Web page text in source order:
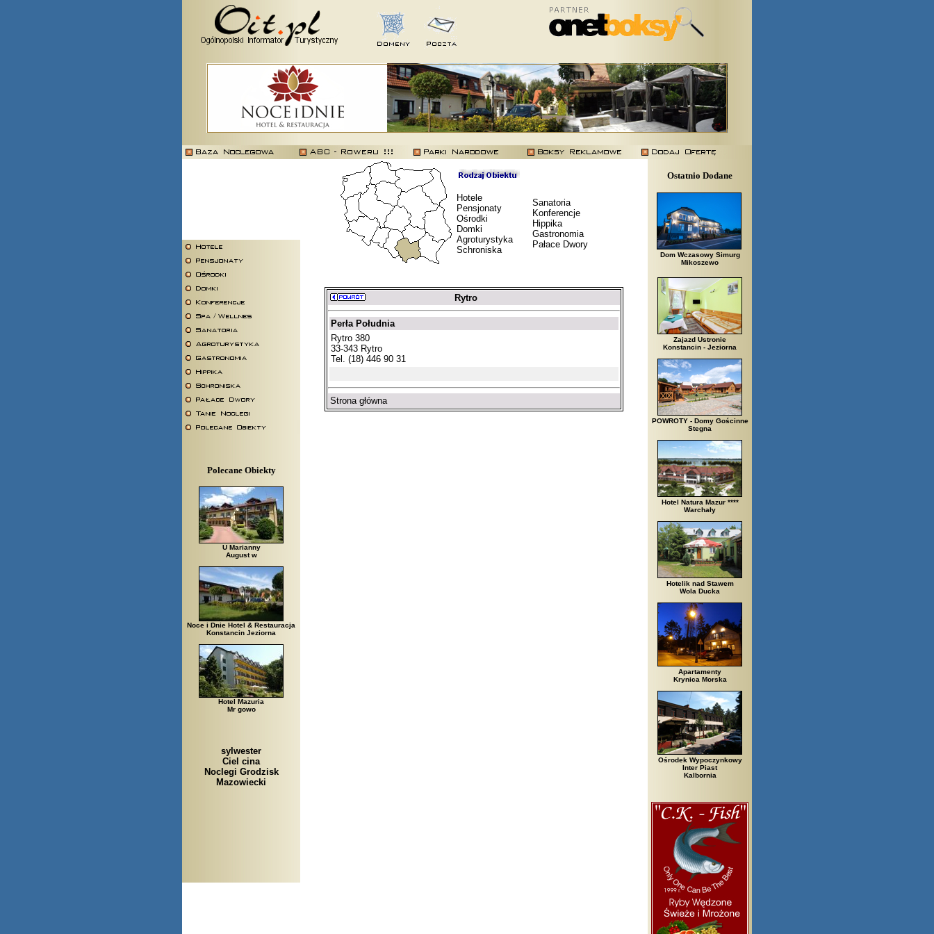
Polecane Obiekty
U Marianny
August w
Noce i Dnie Hotel & Restauracja
Konstancin Jeziorna
Hotel Mazuria
Mr gowo
sylwester
Ciel cina
Noclegi Grodzisk
Mazowiecki
Hotele
Pensjonaty
Ośrodki
Domki
Agroturystyka
Schroniska
Sanatoria
Konferencje
Hippika
Gastronomia
Pałace Dwory
Rytro
Perła Południa
Rytro 380
33-343 Rytro
Tel. (18) 446 90 31
Strona główna
Arłamów, Augustów, Babice Stare, Bachanowo, Barczewo, Bardo, Białobrzegi, Białowieża, Bielsko Biała, Biały Bór, Biały Dunajec,
Ostatnio Dodane
Dom Wczasowy Simurg
Mikoszewo
Zajazd Ustronie
Konstancin - Jeziorna
POWROTY - Domy Gościnne
Stegna
Hotel Natura Mazur ****
Warchały
Hotelik nad Stawem
Wola Ducka
Apartamenty
Krynica Morska
Ośrodek Wypoczynkowy
Inter Piast
Kalbornia